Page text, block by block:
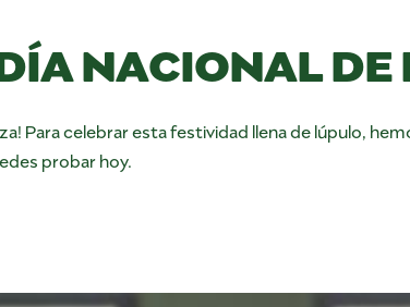
NACIONAL
Para celebrar esta festividad llena de lúpulo,
probar hoy.